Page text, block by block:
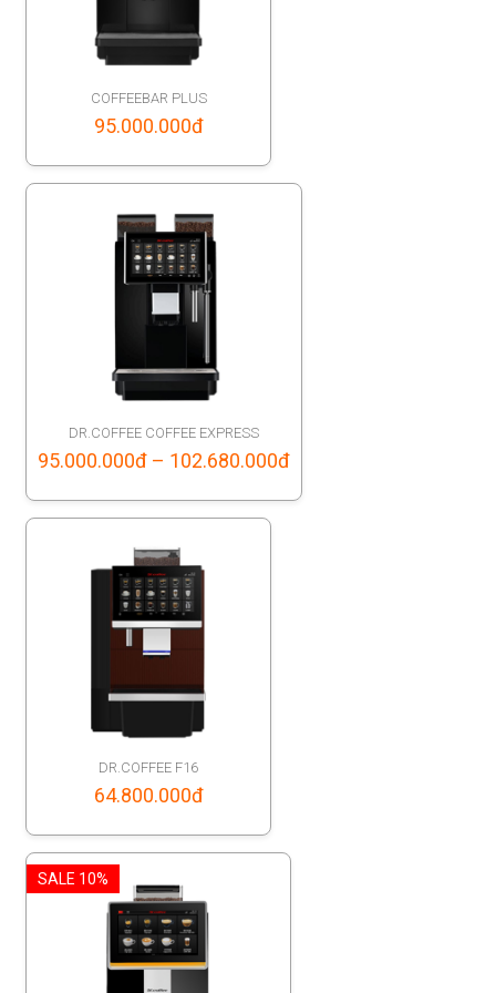
COFFEEBAR PLUS
95.000.000đ
DR.COFFEE COFFEE EXPRESS
95.000.000đ – 102.680.000đPrice
range:
DR.COFFEE F16
64.800.000đ
SALE 10%